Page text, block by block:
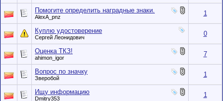
Помогите определить наградные знаки.
AlexA_pnz 1
Куплю удостоверение
Сергей Леонидович 0
Оценка ТКЗ!
ahimon_igor 7
Вопрос по значку
Зверобой 1
Ищу информацию
Dmitry353 1